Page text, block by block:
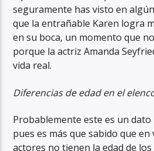
seguramente has visto en
que la entrañable Karen logra
en su boca, un momento que
porque la actriz Amanda
vida real.
Diferencias de edad en el
Probablemente este es un
pues es más que sabido que
actores no tienen la edad de